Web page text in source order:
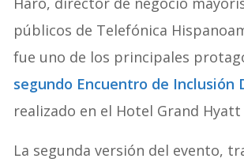
públicos de Telefónica
fue uno de los principales
segundo Encuentro de Inclusión
realizado en el Hotel Grand
La segunda versión del evento,